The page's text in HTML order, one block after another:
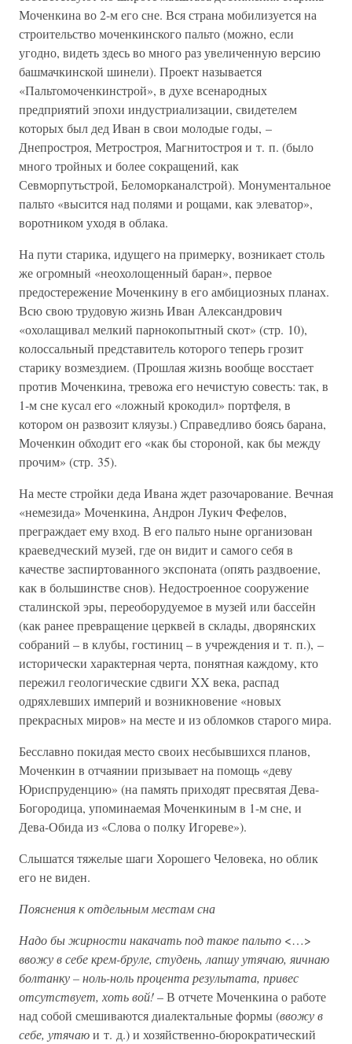
Моченкина во 2-м его сне. Вся страна мобилизуется на
строительство моченкинского пальто (можно, если
угодно, видеть здесь во много раз увеличенную версию
башмачкинской шинели). Проект называется
«Пальтомоченкинстрой», в духе всенародных
предприятий эпохи индустриализации, свидетелем
которых был дед Иван в свои молодые годы, –
Днепростроя, Метростроя, Магнитостроя и т. п. (было
много тройных и более сокращений, как
Севморпутьстрой, Беломорканалстрой). Монументальное
пальто «высится над полями и рощами, как элеватор»,
воротником уходя в облака.
На пути старика, идущего на примерку, возникает столь
же огромный «неохолощенный баран», первое
предостережение Моченкину в его амбициозных планах.
Всю свою трудовую жизнь Иван Александрович
«охолащивал мелкий парнокопытный скот» (стр. 10),
колоссальный представитель которого теперь грозит
старику возмездием. (Прошлая жизнь вообще восстает
против Моченкина, тревожа его нечистую совесть: так, в
1-м сне кусал его «ложный крокодил» портфеля, в
котором он развозит кляузы.) Справедливо боясь барана,
Моченкин обходит его «как бы стороной, как бы между
прочим» (стр. 35).
На месте стройки деда Ивана ждет разочарование. Вечная
«немезида» Моченкина, Андрон Лукич Фефелов,
преграждает ему вход. В его пальто ныне организован
краеведческий музей, где он видит и самого себя в
качестве заспиртованного экспоната (опять раздвоение,
как в большинстве снов). Недостроенное сооружение
сталинской эры, переоборудуемое в музей или бассейн
(как ранее превращение церквей в склады, дворянских
собраний – в клубы, гостиниц – в учреждения и т. п.), –
исторически характерная черта, понятная каждому, кто
пережил геологические сдвиги XX века, распад
одряхлевших империй и возникновение «новых
прекрасных миров» на месте и из обломков старого мира.
Бесславно покидая место своих несбывшихся планов,
Моченкин в отчаянии призывает на помощь «деву
Юриспруденцию» (на память приходят пресвятая Дева-
Богородица, упоминаемая Моченкиным в 1-м сне, и
Дева-Обида из «Слова о полку Игореве»).
Слышатся тяжелые шаги Хорошего Человека, но облик
его не виден.
Пояснения к отдельным местам сна
Надо бы жирности накачать под такое пальто <…>
ввожу в себе крем-бруле, студень, лапшу утячаю, яичнаю
болтанку – ноль-ноль процента результата, привес
отсутствует, хоть вой!– В отчете Моченкина о работе
над собой смешиваются диалектальные формы (ввожу в
себе, утячаюи т. д.) и хозяйственно-бюрократический